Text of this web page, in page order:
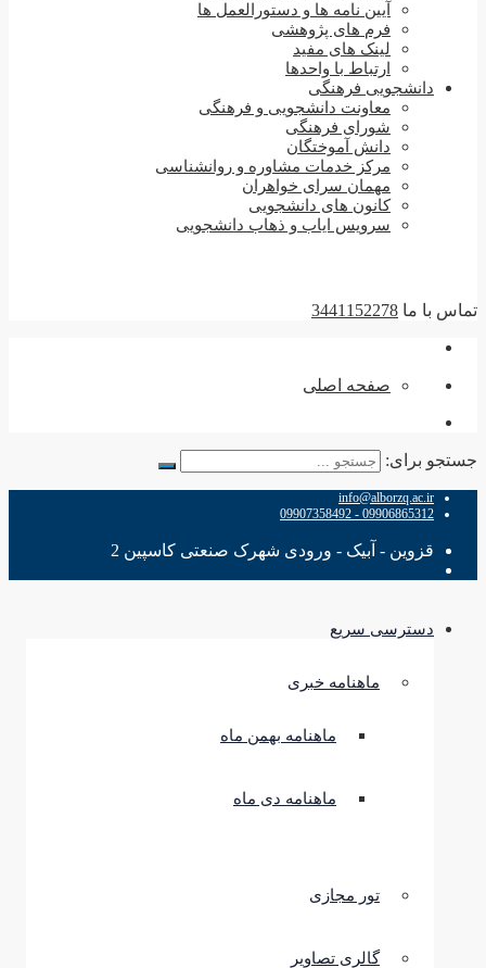
آیین نامه ها و دستورالعمل ها
فرم های پژوهشی
لینک های مفید
ارتباط با واحدها
دانشجویی فرهنگی
معاونت دانشجویی و فرهنگی
شورای فرهنگی
دانش آموختگان
مرکز خدمات مشاوره و روانشناسی
مهمان سرای خواهران
کانون های دانشجویی
سرویس ایاب و ذهاب دانشجویی
تماس با ما 3441152278
صفحه اصلی
جستجو برای:
info@alborzq.ac.ir
09906865312 - 09907358492
قزوین - آبیک - ورودی شهرک صنعتی کاسپین 2
دسترسی سریع
ماهنامه خبری
ماهنامه بهمن ماه
ماهنامه دی ماه
تور مجازی
گالری تصاویر